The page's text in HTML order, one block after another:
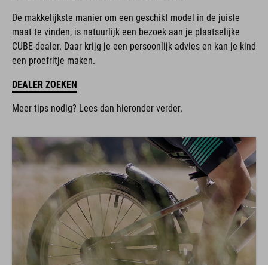
De makkelijkste manier om een geschikt model in de juiste
maat te vinden, is natuurlijk een bezoek aan je plaatselijke
CUBE-dealer. Daar krijg je een persoonlijk advies en kan je kind
een proefritje maken.
DEALER ZOEKEN
Meer tips nodig? Lees dan hieronder verder.